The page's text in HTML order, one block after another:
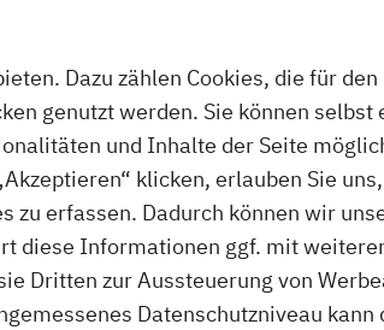
Dazu zählen Cookies, die für
genutzt werden. Sie können selbst
und Inhalte der Seite
klicken, erlauben Sie
zu erfassen. Dadurch können wir
diese Informationen ggf. mit
Dritten zur Aussteuerung von
Datenschutzniveau kann